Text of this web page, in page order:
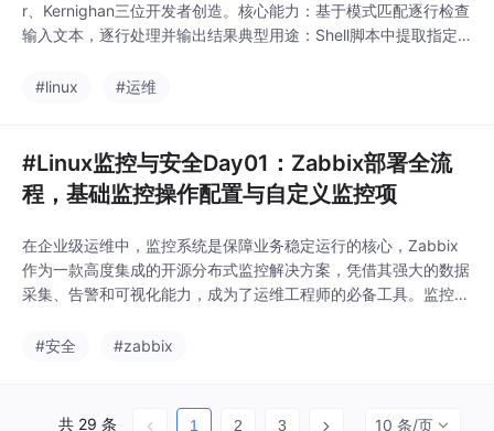
r、Kernighan三位开发者创造。核心能力：基于模式匹配逐行检查
输入文本，逐行处理并输出结果典型用途：Shell脚本中提取指定
遍历所有行数组名[下标]=元素值数组名[下标]下标可以是数字或字
#linux #运维
#Linux监控与安全Day01：Zabbix部署全流
程，基础监控操作配置与自定义监控项
在企业级运维中，监控系统是保障业务稳定运行的核心，Zabbix
作为一款高度集成的开源分布式监控解决方案，凭借其强大的数据
采集、告警和可视化能力，成为了运维工程师的必备工具。监控本
运行状况：同时全面监控系统的每一个组件，包括吞吐量、响应时
#安全 #zabbix
共 29 条 1 2 3 10 条/页